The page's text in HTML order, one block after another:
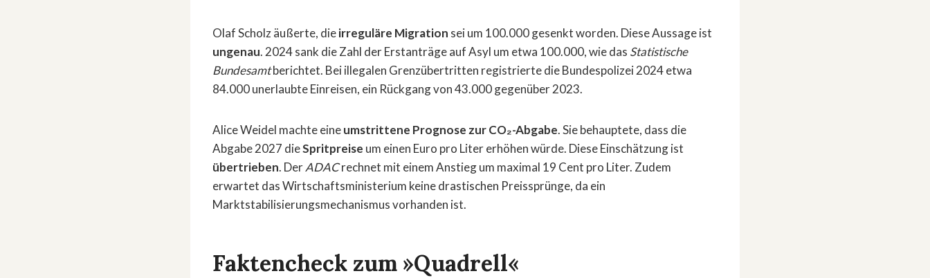
Olaf Scholz äußerte, dieirreguläre Migration sei um 100.000 gesenkt worden. Diese Aussage ist
ungenau. 2024 sank die Zahl der Erstanträge auf Asyl um etwa 100.000, wie das Statistische
Bundesamtberichtet. Bei illegalen Grenzübertritten registrierte die Bundespolizei 2024 etwa
84.000 unerlaubte Einreisen, ein Rückgang von 43.000 gegenüber 2023.
Alice Weidel machte eineumstrittene Prognose zur CO₂-Abgabe. Sie behauptete, dass die
Abgabe 2027 dieSpritpreise um einen Euro pro Liter erhöhen würde. Diese Einschätzung ist
übertrieben. DerADACrechnet mit einem Anstieg um maximal 19 Cent pro Liter. Zudem
erwartet das Wirtschaftsministerium keine drastischen Preissprünge, da ein
Marktstabilisierungsmechanismus vorhanden ist.
Faktencheck zum »Quadrell«